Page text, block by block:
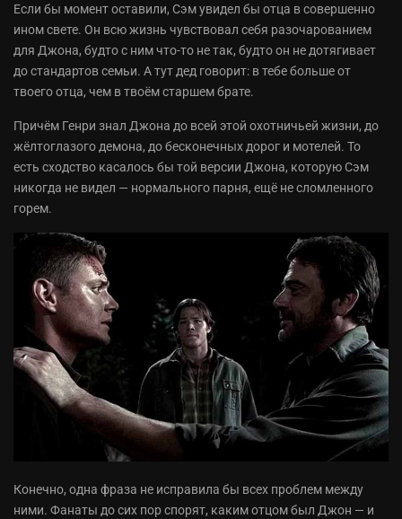
Если бы момент оставили, Сэм увидел бы отца в совершенно
ином свете. Он всю жизнь чувствовал себя разочарованием
для Джона, будто с ним что-то не так, будто он не дотягивает
до стандартов семьи. А тут дед говорит: в тебе больше от
твоего отца, чем в твоём старшем брате.
Причём Генри знал Джона до всей этой охотничьей жизни, до
жёлтоглазого демона, до бесконечных дорог и мотелей. То
есть сходство касалось бы той версии Джона, которую Сэм
никогда не видел — нормального парня, ещё не сломленного
горем.
Конечно, одна фраза не исправила бы всех проблем между
ними. Фанаты до сих пор спорят, каким отцом был Джон — и